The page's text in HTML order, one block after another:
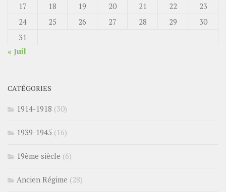
17
18 19 20 21 22
23
24
25 26 27 28 29
30
31
« Juil
CATÉGORIES
1914-1918 (30)
1939-1945 (16)
19ème siècle (6)
Ancien Régime (28)